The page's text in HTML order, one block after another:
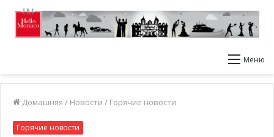
Меню
Домашняя / Новости / Горячие новости
Горячие новости